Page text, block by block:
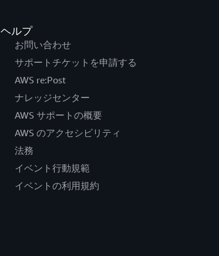
ヘルプ
お問い合わせ
サポートチケットを申請する
AWS re:Post
ナレッジセンター
AWS サポートの概要
AWS のアクセシビリティ
法務
イベント行動規範
イベントの利用規約